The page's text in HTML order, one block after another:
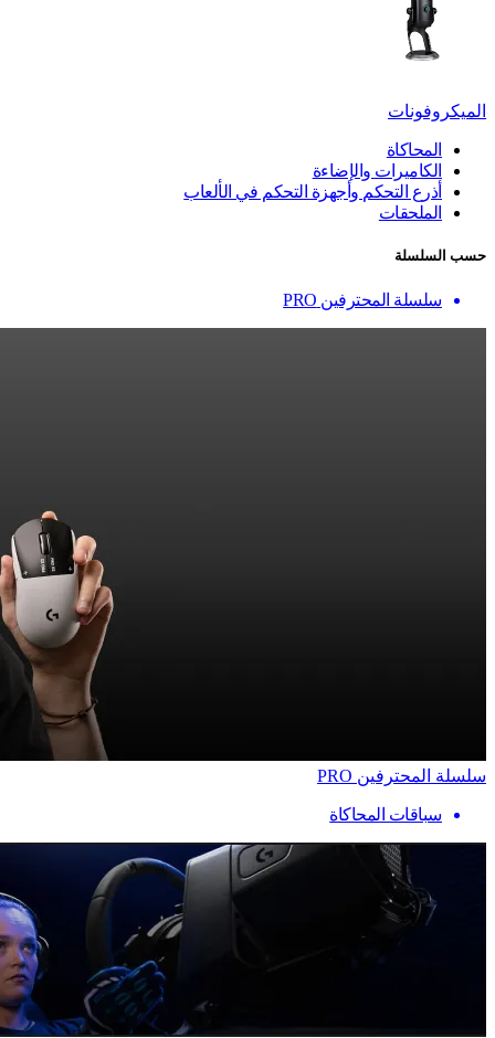
الميكروفونات
المحاكاة
الكاميرات والإضاءة
أذرع التحكم وأجهزة التحكم في الألعاب
الملحقات
حسب السلسلة
سلسلة المحترفين PRO
سلسلة المحترفين PRO
سباقات المحاكاة